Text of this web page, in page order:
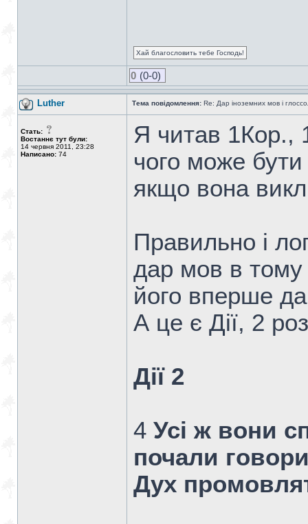
Хай благословить тебе Господь!
0 (0-0)
Luther Тема повідомлення: Re: Дар іноземних мов і
Стать:
Востаннє тут були:
14 червня 2011, 23:28
Написано: 74
Я читав 1Кор.,
чого може бути
якщо вона
Правильно і
дар мов в тому
його вперше
А це є Дії, 2
Дії 2
4 Усі ж вони
почали
Дух